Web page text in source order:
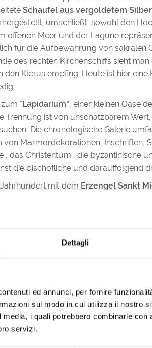
Dettagli
ed annunci, per fornire
sul modo in cui utilizza il nostro
i quali potrebbero combinarle
servizi.
Schaufel aus vergoldetem Silber
umschließt sowohl den
offenen Meer und der Lagune
für die Aufbewahrung von sakralen
des rechten Kirchenschiffs sieht
Klerus empfing. Heute ist hier eine
"Lapidarium", einer kleinen Oase
Trennung ist von unschätzbarem
Die chronologische Galerie
von Marmordekorationen, Inschriften,
, das Christentum , die byzantinische
die bischöfliche und darauffolgend
mit dem Erzengel Sankt
genannt, zeigt mit dem
gelangt man zumBaptisterium, das,
eines schönenBodenmosaiks aus
das an die Tradition der Taufe durch
der Römerzeit, die im Habsburger
Sarkophags, Grabmal von Ehegatten,
„OHNE SICH ZU
Chr., das Jahr ihrer Weihe, niemals